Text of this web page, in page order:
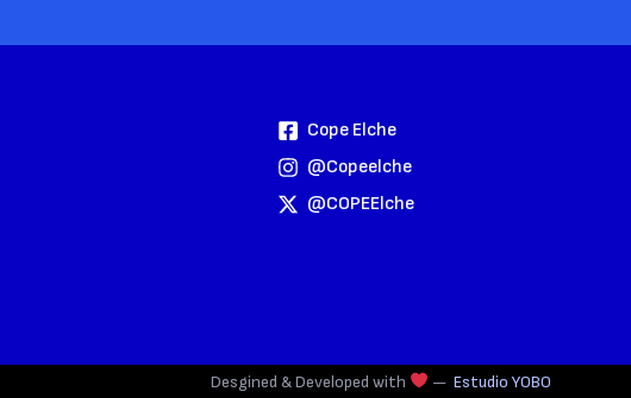
Cope Elche
@copeelche
@COPEElche
Desgined & Developed with — Estudio YOBO